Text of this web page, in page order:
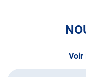
N’attendez plus pour
demandez un RDV
Voir